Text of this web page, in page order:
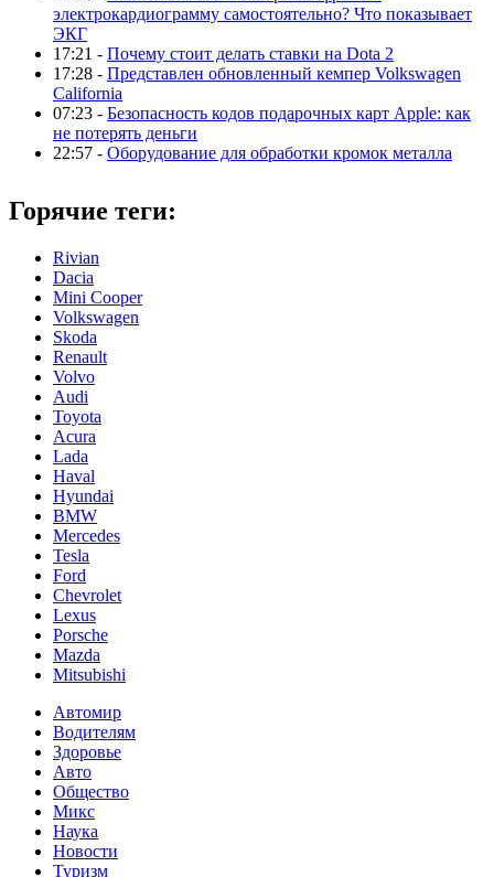
электрокардиограмму самостоятельно? Что показывает
ЭКГ
17:21 - Почему стоит делать ставки на Dota 2
17:28 - Представлен обновленный кемпер Volkswagen
California
07:23 - Безопасность кодов подарочных карт Apple: как
не потерять деньги
22:57 - Оборудование для обработки кромок металла
Горячие теги:
Rivian
Dacia
Mini Cooper
Volkswagen
Skoda
Renault
Volvo
Audi
Toyota
Acura
Lada
Haval
Hyundai
BMW
Mercedes
Tesla
Ford
Chevrolet
Lexus
Porsche
Mazda
Mitsubishi
Автомир
Водителям
Здоровье
Авто
Общество
Микс
Наука
Новости
Туризм